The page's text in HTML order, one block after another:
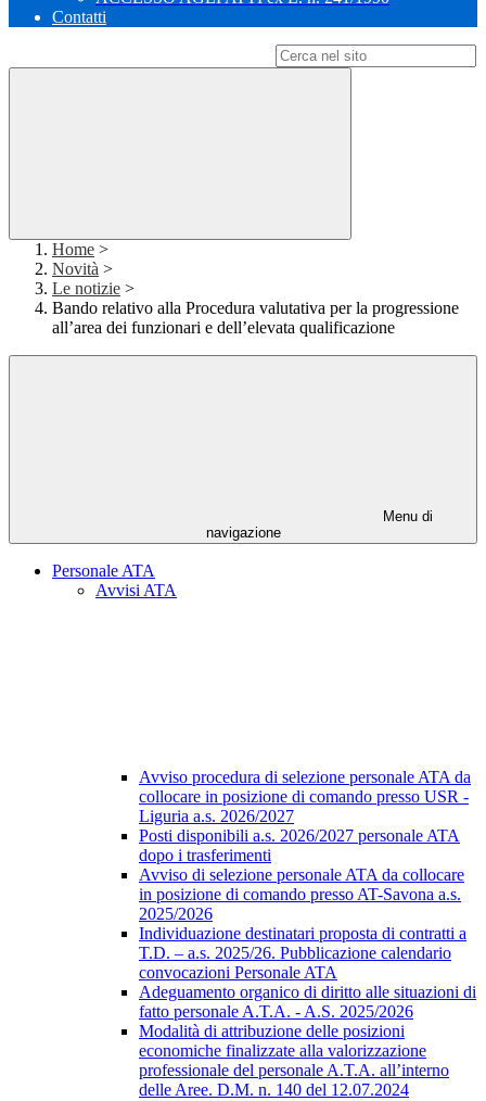
Contatti
Home >
Novità >
Le notizie >
Bando relativo alla Procedura valutativa per la progressione
all’area dei funzionari e dell’elevata qualificazione
Menu di
navigazione
Personale ATA
Avvisi ATA
Avviso procedura di selezione personale ATA da
collocare in posizione di comando presso USR -
Liguria a.s. 2026/2027
Posti disponibili a.s. 2026/2027 personale ATA
dopo i trasferimenti
Avviso di selezione personale ATA da collocare
in posizione di comando presso AT-Savona a.s.
2025/2026
Individuazione destinatari proposta di contratti a
T.D. – a.s. 2025/26. Pubblicazione calendario
convocazioni Personale ATA
Adeguamento organico di diritto alle situazioni di
fatto personale A.T.A. - A.S. 2025/2026
Modalità di attribuzione delle posizioni
economiche finalizzate alla valorizzazione
professionale del personale A.T.A. all’interno
delle Aree. D.M. n. 140 del 12.07.2024